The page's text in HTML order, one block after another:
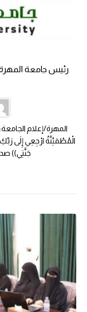
رئيس جامعة
الْمُطْمَئِنَّةُ ارْجِعِي إِلَى
جَنَّتِي))